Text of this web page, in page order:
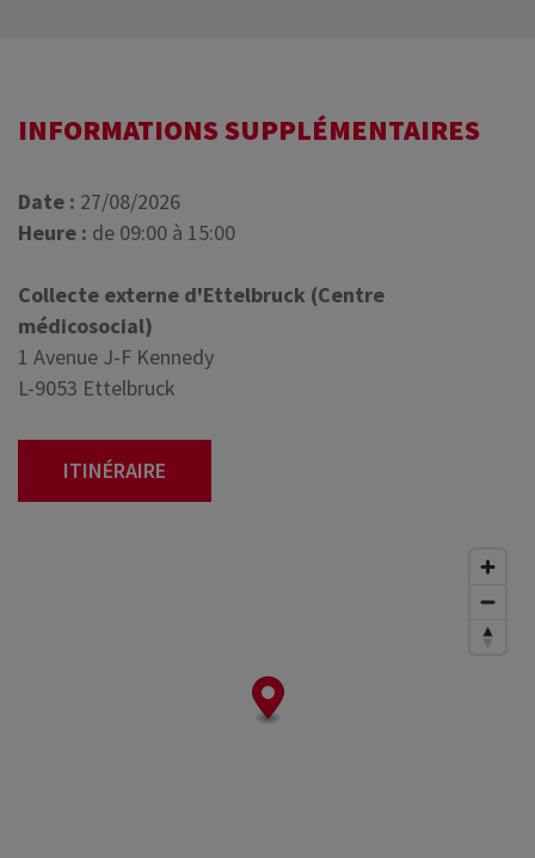
INFORMATIONS SUPPLÉMENTAIRES
Date : 27/08/2026
Heure : de 09:00 à 15:00
Collecte externe d'Ettelbruck (Centre
médicosocial)
1 Avenue J-F Kennedy
L-9053 Ettelbruck
ITINÉRAIRE